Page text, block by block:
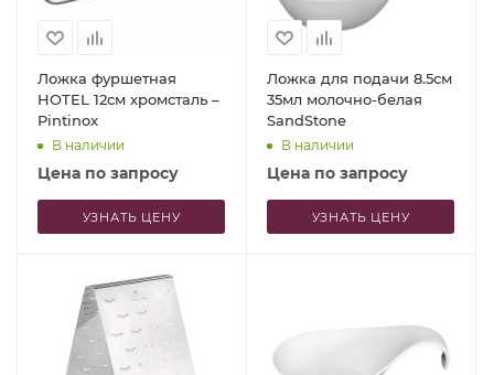
Ложка фуршетная
HOTEL 12см хромсталь –
Pintinox
В наличии
Цена по запросу
УЗНАТЬ ЦЕНУ
Ложка для подачи 8.5см
35мл молочно-белая
SandStone
В наличии
Цена по запросу
УЗНАТЬ ЦЕНУ